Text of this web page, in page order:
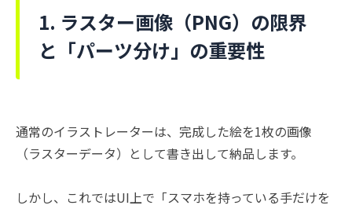
1. ラスター画像（PNG）の限界
と「パーツ分け」の重要性
通常のイラストレーターは、完成した絵を1枚の画像
（ラスターデータ）として書き出して納品します。
しかし、これではUI上で「スマホを持っている手だけを